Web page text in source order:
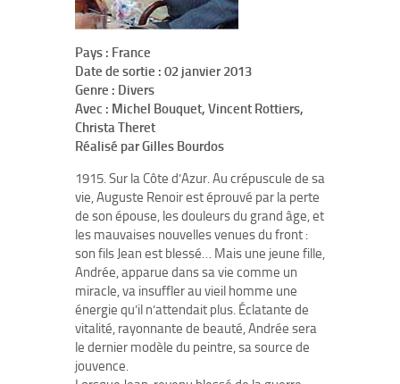
Pays : France
Date de sortie : 02 janvier 2013
Genre : Divers
Avec : Michel Bouquet, Vincent Rottiers,
Christa Theret
Réalisé par Gilles Bourdos
1915. Sur la Côte d’Azur. Au crépuscule de sa
vie, Auguste Renoir est éprouvé par la perte
de son épouse, les douleurs du grand âge, et
les mauvaises nouvelles venues du front :
son fils Jean est blessé… Mais une jeune fille,
Andrée, apparue dans sa vie comme un
miracle, va insuffler au vieil homme une
énergie qu’il n’attendait plus. Éclatante de
vitalité, rayonnante de beauté, Andrée sera
le dernier modèle du peintre, sa source de
jouvence.